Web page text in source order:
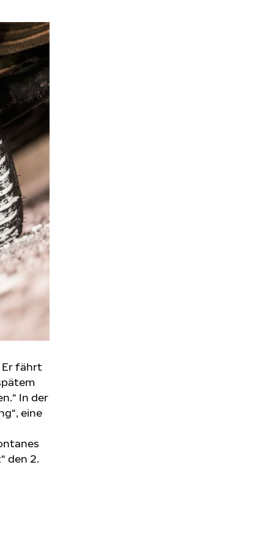
Er fährt
In der
eine
den 2.